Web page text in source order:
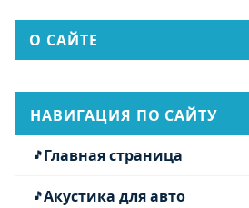
О САЙТЕ
НАВИГАЦИЯ ПО САЙТУ
Главная страница
Акустика для авто